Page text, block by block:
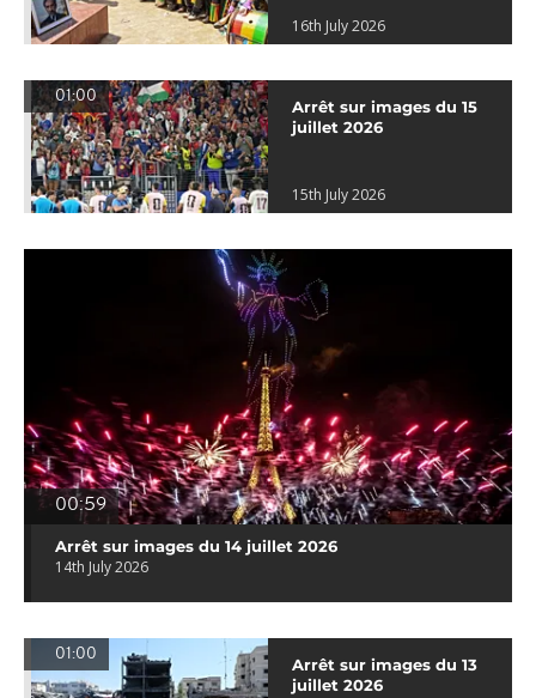
16th July 2026
01:00
Arrêt sur images du 15
juillet 2026
15th July 2026
00:59
Arrêt sur images du 14 juillet 2026
14th July 2026
01:00
Arrêt sur images du 13
juillet 2026